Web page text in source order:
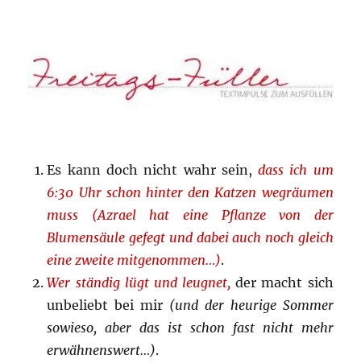
Es kann doch nicht wahr sein,dass ich um
6:30 Uhr schon hinter den Katzen wegräumen
muss (Azrael hat eine Pflanze von der
Blumensäule gefegt und dabei auch noch gleich
eine zweite mitgenommen…).
Wer ständig lügt und leugnet,der macht sich
unbeliebt bei mir (und der heurige Sommer
sowieso, aber das ist schon fast nicht mehr
erwähnenswert…).